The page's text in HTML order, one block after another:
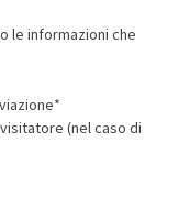
le informazioni che
(nel caso di